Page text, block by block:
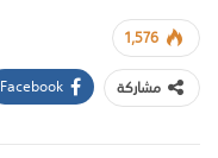
1,576
مشاركة
Facebook